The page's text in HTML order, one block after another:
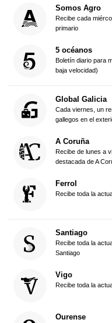
Somos Agro
Recibe cada
primario
5 océanos
Boletín diario para
baja velocidad)
Global Galicia
Cada viernes, un
gallegos en el
A Coruña
Recibe de lunes a
destacada de A
Ferrol
Recibe toda la
Santiago
Recibe toda la
Santiago
Vigo
Recibe toda la
Ourense